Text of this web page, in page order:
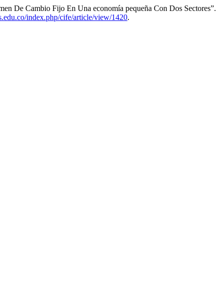
De Cambio Fijo En Una economía pequeña Con Dos Sectores”.
index.php/cife/article/view/1420.